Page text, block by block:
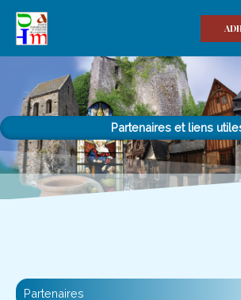
contenu
Partenaires et liens
Partenaires